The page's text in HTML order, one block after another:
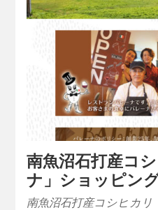
南魚沼石打産コ
ナ」ショッピン
南魚沼石打産コシヒカ